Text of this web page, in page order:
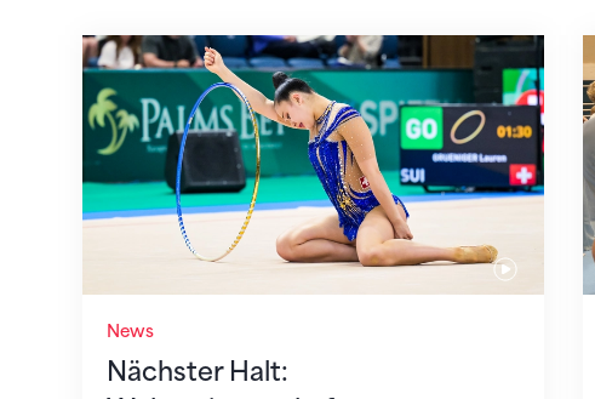
News
Nächster Halt:
Nächster Halt: Weltmeisterschaft